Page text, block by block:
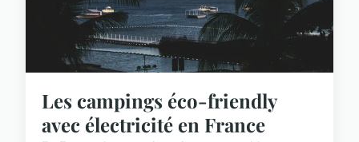
Les campings éco-friendly
avec électricité en France